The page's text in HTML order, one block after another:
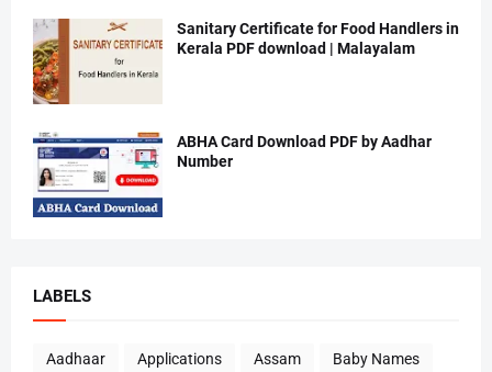
Sanitary Certificate for Food Handlers in
Kerala PDF download | Malayalam
ABHA Card Download PDF by Aadhar
Number
LABELS
Aadhaar Applications Assam Baby Names